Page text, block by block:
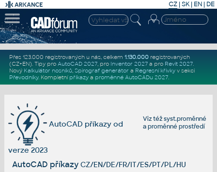
CZ | SK| EN | DE
Přes 123.000 registrovaných u nás, celkem 1.130.000registrovaných
(CZ+EN). Tipy pro AutoCAD 2027, pro Inventor 2027a pro Revit 2027.
Nový Kalkulátor nosníků, Spirograf generátor a Regresní křivkyv sekci
Převodníky. Kompletní příkazya proměnné AutoCADu 2027.
Viz téžsyst.proměnné
aproměnné prostředí
AutoCAD příkazy od
verze 2023
AutoCAD příkazy CZ/EN/DE/FR/IT/ES/PT/PL/HU